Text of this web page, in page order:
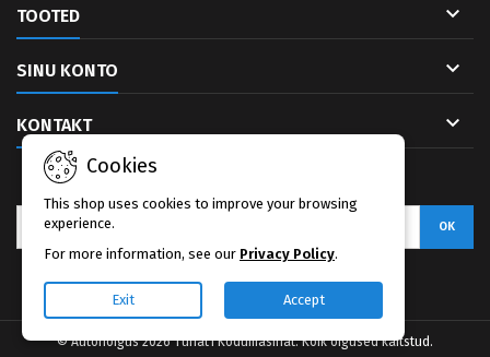
TOOTED 
SINU KONTO 
KONTAKT 
Cookies
This shop uses cookies to improve your browsing
experience.
For more information, see our Privacy Policy.
Exit Accept
Facebook
© Autoriõigus 2026 Tuhat1 Kodumasinat. Kõik õigused kaitstud.